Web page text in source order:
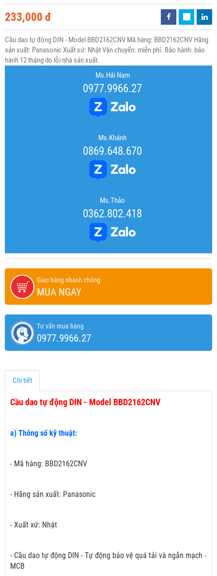
233,000 đ
Cầu dao tự động DIN - Model BBD2162CNV Mã hàng: BBD2162CNV Hãng
sản xuất: Panasonic Xuất xứ: Nhật Vận chuyển: miễn phí. Bảo hành: bảo
hành 12 tháng do lỗi nhà sản xuất.
Ms.Hải Nam
0977.9966.27
Ms.Khánh
0869.648.670
Ms.Thảo
0362.802.418
Giao hàng nhanh chóng
MUA NGAY
Tư vấn mua hàng
0977.9966.27
Chi tiết
Cầu dao tự động DIN - Model BBD2162CNV
a) Thông số kỹ thuật:
- Mã hàng: BBD2162CNV
- Hãng sản xuất: Panasonic
- Xuất xứ: Nhật
- Cầu dao tự động DIN - Tự động bảo vệ quá tải và ngắn mạch -
MCB